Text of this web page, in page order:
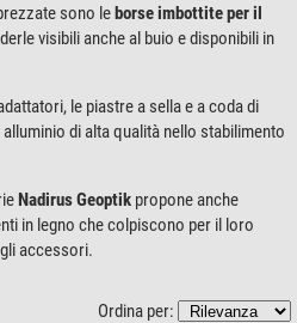
sono leborse imbottite per il
visibili anche al buio e disponibili in
le piastre a sella e a coda di
di alta qualità nello stabilimento
Nadirus Geoptik propone anche
in legno che colpiscono per il loro
accessori.
Ordina per: